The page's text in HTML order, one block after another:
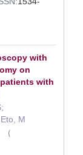
with
on
with
M
（